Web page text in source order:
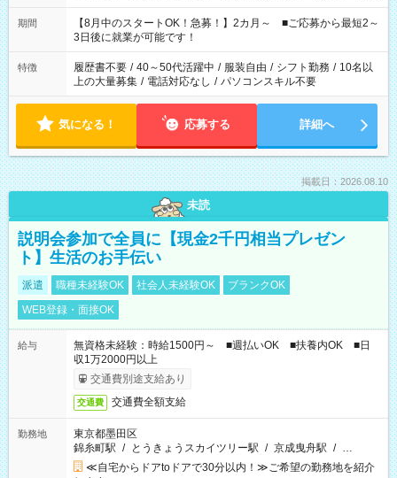
と休みを合わせたい」 「余裕を持って夕飯の準備がしたい」
「できれば残業はしたくない」 など、ご希望を教えてください
ね。 ※Wワーク希望の方へ 今ご覧のお仕事で希望する勤務時間
と、もう1つのお仕事の勤務時間。 合計で週40時間を超える場
合は応募できません。
期間
【8月中のスタートOK！急募！】2カ月～ ■ご応募から最短2～
3日後に就業が可能です！
特徴 履歴書不要 / 40～50代活躍中 / 服装自由 / シフト勤務 / 10名以
上の大量募集 / 電話対応なし / パソコンスキル不要
気になる！ 応募する 詳細へ
掲載日：2026.08.10
未読
説明会参加で全員に【現金2千円相当プレゼン
ト】生活のお手伝い
派遣 職種未経験OK 社会人未経験OK
ブランクOK
WEB登録・面接OK
給与
無資格未経験：時給1500円～ ■週払いOK ■扶養内OK ■日
収1万2000円以上
交通費別途支給あり
交通費 交通費全額支給
勤務地
東京都墨田区
錦糸町駅 / とうきょうスカイツリー駅 / 京成曳舟駅 / …
≪自宅からドアtoドアで30分以内！≫ご希望の勤務地を紹介